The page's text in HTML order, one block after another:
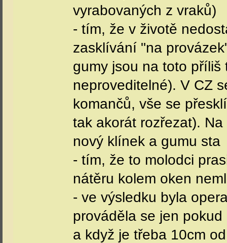
vyrabovaných z vraků)
- tím, že v životě
zasklívání "na
gumy jsou na toto
neproveditelné). V CZ
komančů, vše se
tak akorát rozřezat).
nový klínek a gumu sta
- tím, že to molodci
nátěru kolem oken
- ve výsledku byla
prováděla se jen
a když je třeba 10cm